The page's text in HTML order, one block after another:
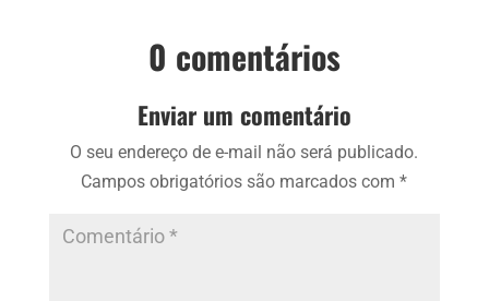
0 comentários
Enviar um comentário
O seu endereço de e-mail não será publicado.
Campos obrigatórios são marcados com*